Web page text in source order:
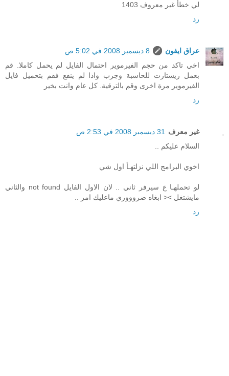
لي خطأ غير معروف 1403
رد
عراق ايفون
8 ديسمبر 2008 في 5:02 ص
اخي تاكد من حجم الفيرموير احتمال الفايل لم يحمل كاملا. قم
بعمل ريستارت للحاسبة وجرب واذا لم ينفع فقم بتحميل فايل
الفيرموير مرة اخرى وقم بالترقية. كل عام وانت بخير
رد
غير معرف
31 ديسمبر 2008 في 2:53 ص
السلام عليكم ..
اخوي البرامج اللي نزلتهـأ اول شي
لو تحملهـا ع سيرفر ثاني .. لان الاول الفايل not found والثاني
مايشتغل >< ابغاه ضروووري ماعليك امر ..
رد